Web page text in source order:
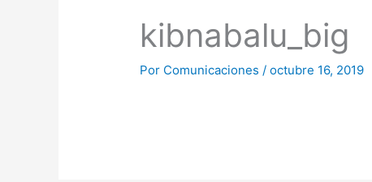
kibnabalu_big
Por Comunicaciones/octubre 16, 2019